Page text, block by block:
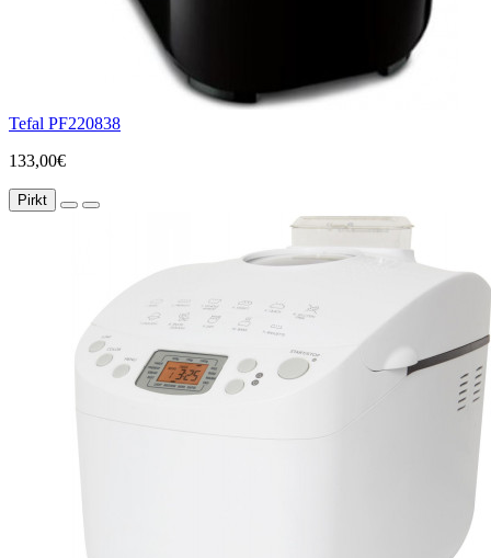
Tefal PF220838
133,00€
Pirkt